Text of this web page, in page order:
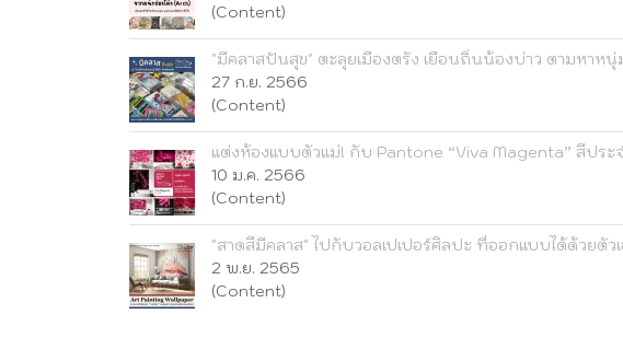
(Content)
"มีคลาสปันสุข" ตะลุยเมืองตรัง เยือนถิ่นน้องบ่าว ตามหาหนุ่
27 ก.ย. 2566
(Content)
แต่งห้องแบบตัวแม่! กับ Pantone “Viva Magenta” สีประ
10 ม.ค. 2566
(Content)
"สาดสีมีคลาส" ไปกับวอลเปเปอร์ศิลปะ ที่ออกแบบได้ด้วยตัวเ
2 พ.ย. 2565
(Content)